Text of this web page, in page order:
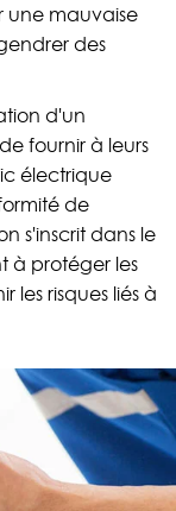
une mauvaise
des
d'un
fournir à leurs
électrique
de
s'inscrit dans le
à protéger les
les risques liés à